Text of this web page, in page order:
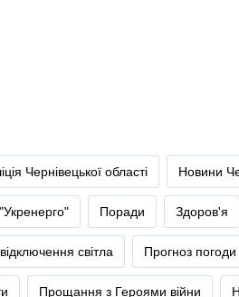
Чернівецької області Новини
"Укренерго" Поради Здоров'я
світла Прогноз погоди
Прощання з Героями війни